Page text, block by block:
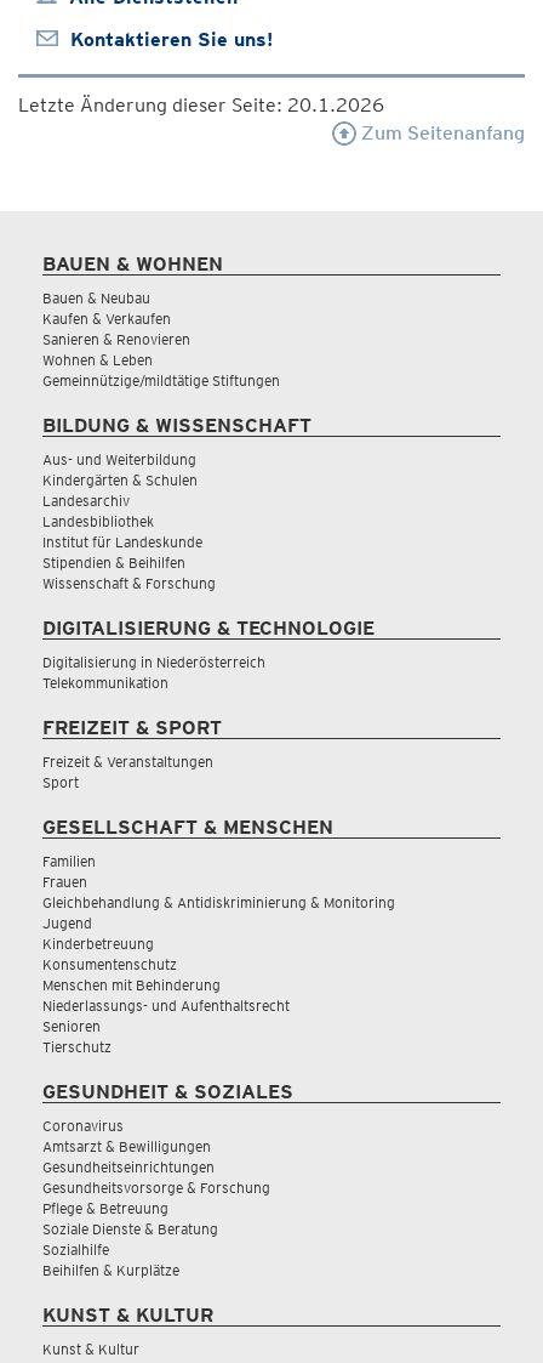
Kontaktieren Sie uns!
Letzte Änderung dieser Seite: 20.1.2026
Zum Seitenanfang
BAUEN & WOHNEN
Bauen & Neubau
Kaufen & Verkaufen
Sanieren & Renovieren
Wohnen & Leben
Gemeinnützige/mildtätige Stiftungen
BILDUNG & WISSENSCHAFT
Aus- und Weiterbildung
Kindergärten & Schulen
Landesarchiv
Landesbibliothek
Institut für Landeskunde
Stipendien & Beihilfen
Wissenschaft & Forschung
DIGITALISIERUNG & TECHNOLOGIE
Digitalisierung in Niederösterreich
Telekommunikation
FREIZEIT & SPORT
Freizeit & Veranstaltungen
Sport
GESELLSCHAFT & MENSCHEN
Familien
Frauen
Gleichbehandlung & Antidiskriminierung & Monitoring
Jugend
Kinderbetreuung
Konsumentenschutz
Menschen mit Behinderung
Niederlassungs- und Aufenthaltsrecht
Senioren
Tierschutz
GESUNDHEIT & SOZIALES
Coronavirus
Amtsarzt & Bewilligungen
Gesundheitseinrichtungen
Gesundheitsvorsorge & Forschung
Pflege & Betreuung
Soziale Dienste & Beratung
Sozialhilfe
Beihilfen & Kurplätze
KUNST & KULTUR
Kunst & Kultur